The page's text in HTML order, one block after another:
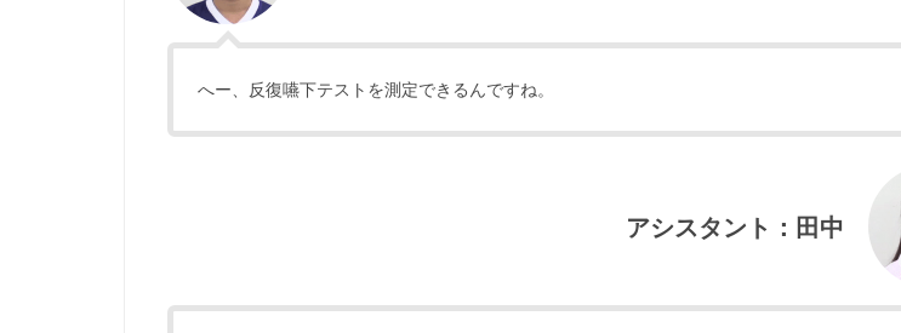
へー、反復嚥下テストを測定できるんですね。
アシスタント：田中